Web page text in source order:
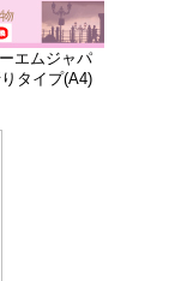
エムジャパ
タイプ(A4)